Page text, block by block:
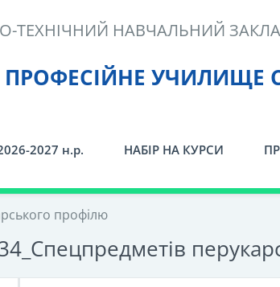
ПРОФЕСІЙНЕ УЧИЛИЩЕ
ТЕХНІЧНИЙ НАВЧАЛЬНИЙ
2027 н.р. НАБІР НА КУРСИ
профілю